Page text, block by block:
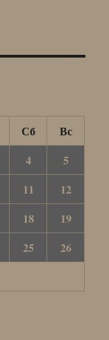
Сб
Вс
4
5
11
12
18
19
25
26